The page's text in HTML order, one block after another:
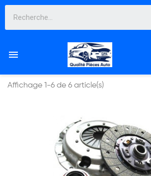

EMBRAYAGE
Affichage 1-6 de 6 article(s)